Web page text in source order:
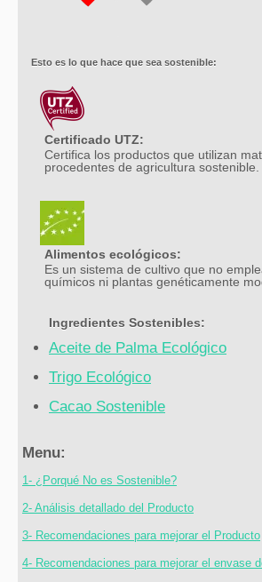
Esto es lo que hace que sea sostenible:
Certificado UTZ:
Certifica los productos que utilizan
procedentes de agricultura sostenible.
Alimentos ecológicos:
Es un sistema de cultivo que no
químicos ni plantas genéticamente
Ingredientes Sostenibles:
Aceite de Palma Ecológico
Trigo Ecológico
Cacao Sostenible
Menu:
1- ¿Porqué No es Sostenible?
2- Análisis detallado del Producto
3- Recomendaciones para mejorar el Producto
4- Recomendaciones para mejorar el envase